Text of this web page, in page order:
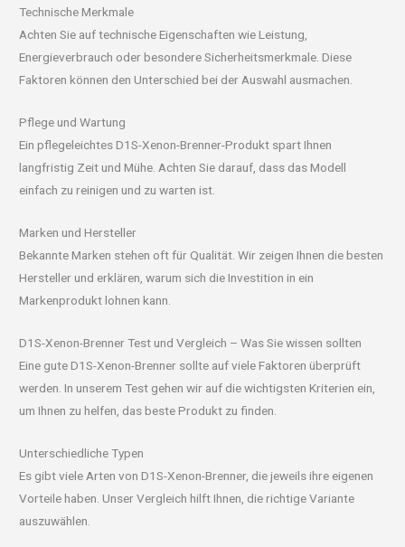
Technische Merkmale
Achten Sie auf technische Eigenschaften wie Leistung,
Energieverbrauch oder besondere Sicherheitsmerkmale. Diese
Faktoren können den Unterschied bei der Auswahl ausmachen.
Pflege und Wartung
Ein pflegeleichtes D1S-Xenon-Brenner-Produkt spart Ihnen
langfristig Zeit und Mühe. Achten Sie darauf, dass das Modell
einfach zu reinigen und zu warten ist.
Marken und Hersteller
Bekannte Marken stehen oft für Qualität. Wir zeigen Ihnen die besten
Hersteller und erklären, warum sich die Investition in ein
Markenprodukt lohnen kann.
D1S-Xenon-Brenner Test und Vergleich – Was Sie wissen sollten
Eine gute D1S-Xenon-Brenner sollte auf viele Faktoren überprüft
werden. In unserem Test gehen wir auf die wichtigsten Kriterien ein,
um Ihnen zu helfen, das beste Produkt zu finden.
Unterschiedliche Typen
Es gibt viele Arten von D1S-Xenon-Brenner, die jeweils ihre eigenen
Vorteile haben. Unser Vergleich hilft Ihnen, die richtige Variante
auszuwählen.